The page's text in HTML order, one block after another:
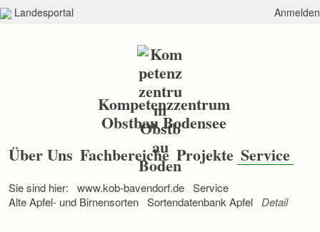
Landesportal Anmelden
Kompetenzzentrum
Obstbau Bodensee
a
v
g
a
Über Uns Fachbereiche Projekte Service
Sie sind hier: www.kob-bavendorf.de Service
Alte Apfel- und Birnensorten Sortendatenbank Apfel Detail